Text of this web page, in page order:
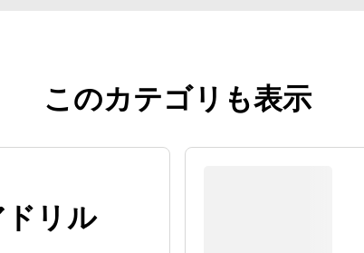
このカテゴリも表示
リル